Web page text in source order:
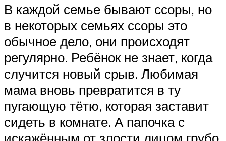
В каждой семье бывают ссоры, но
в некоторых семьях ссоры это
обычное дело, они происходят
регулярно. Ребёнок не знает, когда
случится новый срыв. Любимая
мама вновь превратится в ту
пугающую тётю, которая заставит
сидеть в комнате. А папочка с
искажённым от злости лицом грубо